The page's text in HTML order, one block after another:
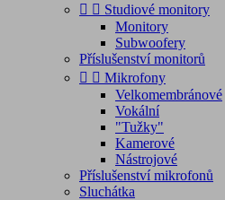
  Studiové monitory
Monitory
Subwoofery
Příslušenství monitorů
  Mikrofony
Velkomembránové
Vokální
"Tužky"
Kamerové
Nástrojové
Příslušenství mikrofonů
Sluchátka